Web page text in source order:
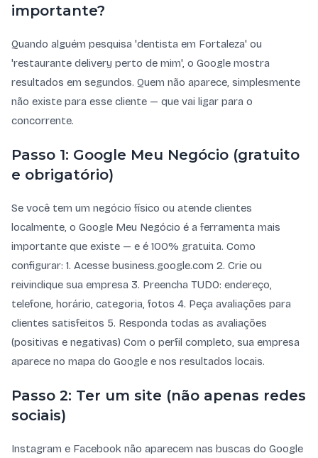
importante?
Quando alguém pesquisa 'dentista em Fortaleza' ou
'restaurante delivery perto de mim', o Google mostra
resultados em segundos. Quem não aparece, simplesmente
não existe para esse cliente — que vai ligar para o
concorrente.
Passo 1: Google Meu Negócio (gratuito
e obrigatório)
Se você tem um negócio físico ou atende clientes
localmente, o Google Meu Negócio é a ferramenta mais
importante que existe — e é 100% gratuita. Como
configurar: 1. Acesse business.google.com 2. Crie ou
reivindique sua empresa 3. Preencha TUDO: endereço,
telefone, horário, categoria, fotos 4. Peça avaliações para
clientes satisfeitos 5. Responda todas as avaliações
(positivas e negativas) Com o perfil completo, sua empresa
aparece no mapa do Google e nos resultados locais.
Passo 2: Ter um site (não apenas redes
sociais)
Instagram e Facebook não aparecem nas buscas do Google